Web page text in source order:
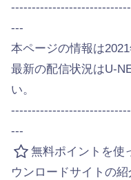
---
本ページの情報は
最新の配信状況はU-
い。
---
無料ポイントを使
ウンロードサイトの